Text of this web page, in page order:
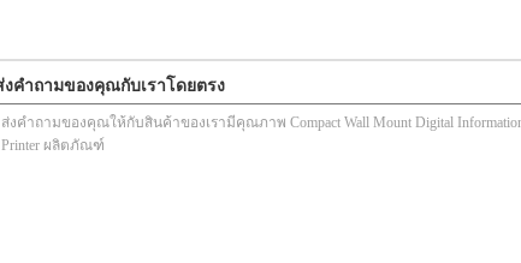
งคำถามของคุณกับเราโดยตรง